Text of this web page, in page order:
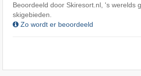
Beoordeeld door Skiresort.nl, 's werelds
skigebieden.
Zo wordt er beoordeeld